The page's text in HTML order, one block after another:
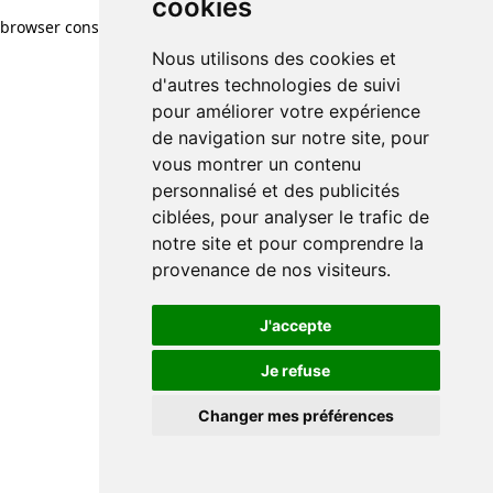
cookies
Nous utilisons des cookies et
d'autres technologies de suivi
pour améliorer votre expérience
de navigation sur notre site, pour
vous montrer un contenu
personnalisé et des publicités
ciblées, pour analyser le trafic de
notre site et pour comprendre la
provenance de nos visiteurs.
J'accepte
Je refuse
Changer mes préférences
browser console for more information)